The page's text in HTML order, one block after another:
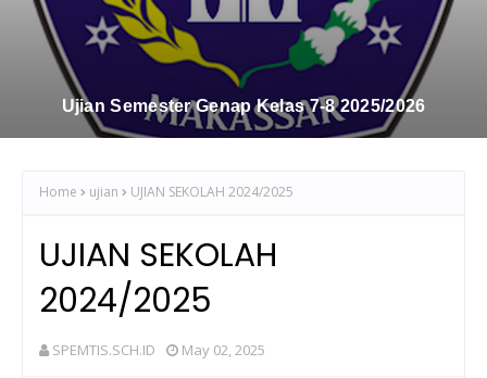
Ujian Semester Genap Kelas 7-8 2025/2026
Home ujian UJIAN SEKOLAH 2024/2025
UJIAN SEKOLAH
2024/2025
SPEMTIS.SCH.ID May 02, 2025